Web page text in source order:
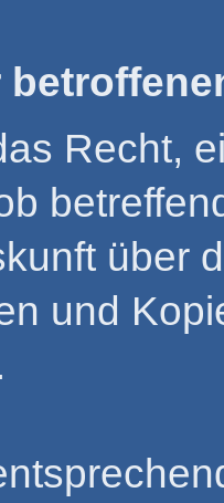
Recht,
über
und